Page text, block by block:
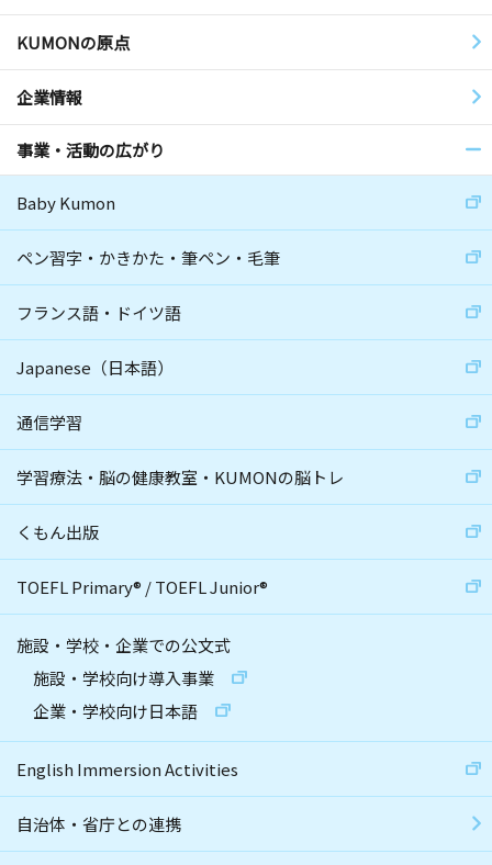
KUMONの原点
企業情報
事業・活動の広がり
Baby Kumon
ペン習字・かきかた・筆ペン・毛筆
フランス語・ドイツ語
Japanese（日本語）
通信学習
学習療法・脳の健康教室・KUMONの脳トレ
くもん出版
TOEFL Primary® /TOEFL Junior®
施設・学校・企業での公文式
施設・学校向け導入事業
企業・学校向け日本語
English Immersion Activities
自治体・省庁との連携